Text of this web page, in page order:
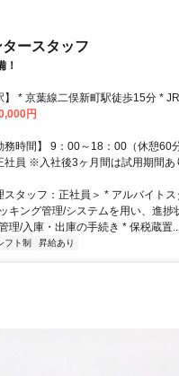
ースタッフ
！
東西線西船橋駅徒歩28分 * 京成線
の貸出し有
円
務時間】 9：00～18：00（休憩60
社員 ※入社後3ヶ月間は試用期間あ
スタッフ：正社員＞ * アルバイト
キング管理/システムを用い、進捗
理/入庫・出庫の手続き * 保税蔵置
フト制 昇給あり